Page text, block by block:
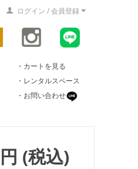
ログイン / 会員登録
・カートを見る
・レンタルスペース
・お問い合わせ
円 (税込)